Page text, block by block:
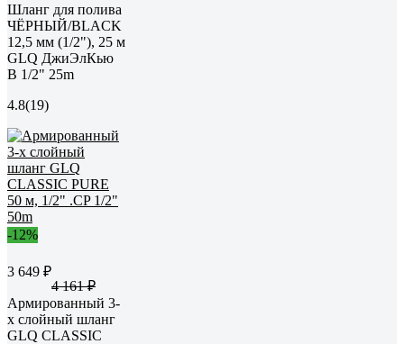
Шланг для полива
ЧЁРНЫЙ/BLACK
12,5 мм (1/2"), 25 м
GLQ ДжиЭлКью
B 1/2" 25m
4.8(19)
-12%
3 649 ₽
4 161 ₽
Армированный 3-
х слойный шланг
GLQ CLASSIC